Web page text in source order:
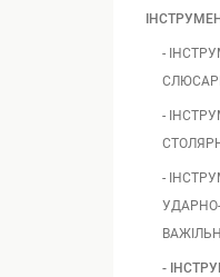
-
-
-
УДАРНО-
-